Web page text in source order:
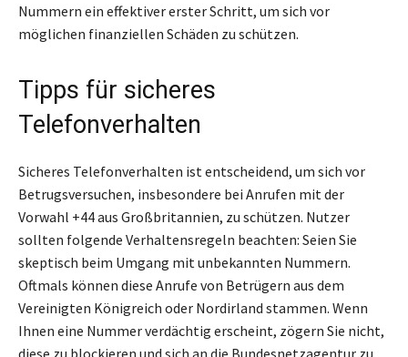
Nummern ein effektiver erster Schritt, um sich vor
möglichen finanziellen Schäden zu schützen.
Tipps für sicheres
Telefonverhalten
Sicheres Telefonverhalten ist entscheidend, um sich vor
Betrugsversuchen, insbesondere bei Anrufen mit der
Vorwahl +44 aus Großbritannien, zu schützen. Nutzer
sollten folgende Verhaltensregeln beachten: Seien Sie
skeptisch beim Umgang mit unbekannten Nummern.
Oftmals können diese Anrufe von Betrügern aus dem
Vereinigten Königreich oder Nordirland stammen. Wenn
Ihnen eine Nummer verdächtig erscheint, zögern Sie nicht,
diese zu blockieren und sich an die Bundesnetzagentur zu